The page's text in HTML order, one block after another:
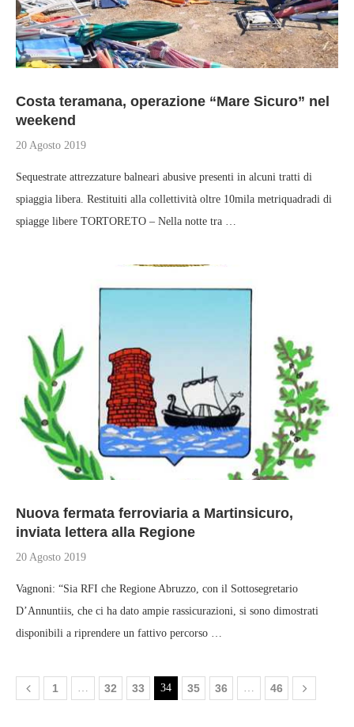
Costa teramana, operazione “Mare Sicuro” nel
weekend
20 Agosto 2019
Sequestrate attrezzature balneari abusive presenti in alcuni tratti di
spiaggia libera. Restituiti alla collettività oltre 10mila metriquadradi di
spiagge libere TORTORETO – Nella notte tra …
Nuova fermata ferroviaria a Martinsicuro,
inviata lettera alla Regione
20 Agosto 2019
Vagnoni: “Sia RFI che Regione Abruzzo, con il Sottosegretario
D’Annuntiis, che ci ha dato ampie rassicurazioni, si sono dimostrati
disponibili a riprendere un fattivo percorso …
1 … 32 33 34 35 36 … 46